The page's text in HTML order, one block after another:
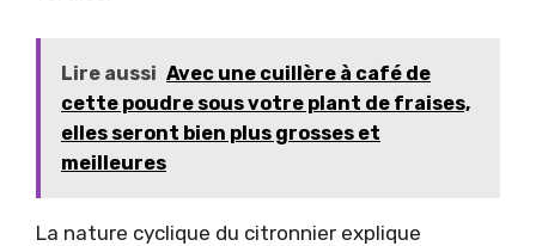
Lire aussi Avec une cuillère à café de
cette poudre sous votre plant de fraises,
elles seront bien plus grosses et
meilleures
La nature cyclique du citronnier explique